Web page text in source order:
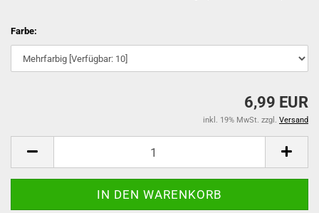
Farbe:
6,99 EUR
inkl. 19% MwSt. zzgl. Versand